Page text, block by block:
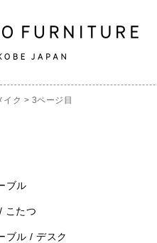
イク > 3ページ目
ブル
こたつ
ブル / デスク